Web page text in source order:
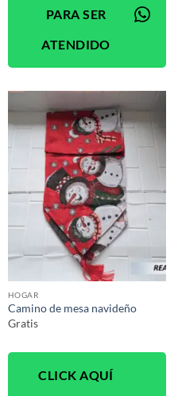
PARA SER
ATENDIDO
HOGAR
Camino de mesa navideño
Gratis
CLICK AQUÍ